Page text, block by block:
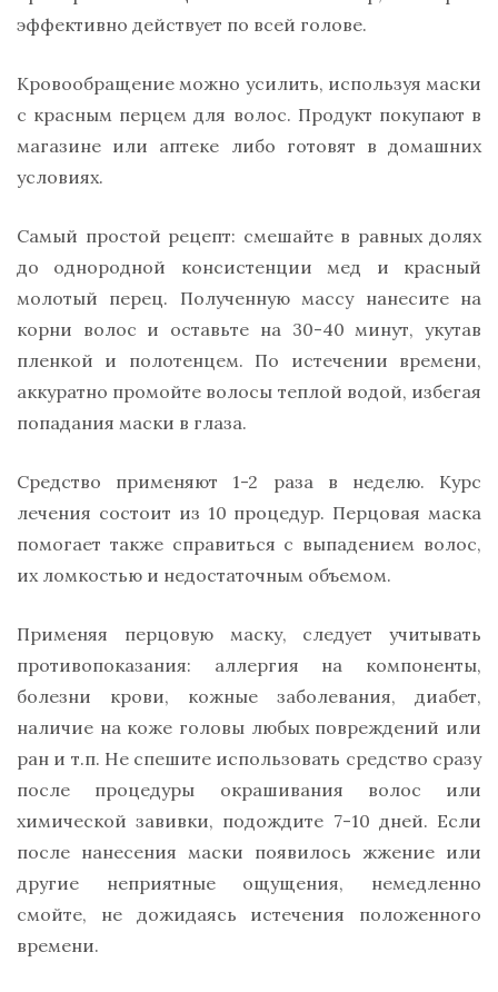
эффективно действует по всей голове.
Кровообращение можно усилить, используя маски
с красным перцем для волос. Продукт покупают в
магазине или аптеке либо готовят в домашних
условиях.
Самый простой рецепт: смешайте в равных долях
до однородной консистенции мед и красный
молотый перец. Полученную массу нанесите на
корни волос и оставьте на 30-40 минут, укутав
пленкой и полотенцем. По истечении времени,
аккуратно промойте волосы теплой водой, избегая
попадания маски в глаза.
Средство применяют 1-2 раза в неделю. Курс
лечения состоит из 10 процедур. Перцовая маска
помогает также справиться с выпадением волос,
их ломкостью и недостаточным объемом.
Применяя перцовую маску, следует учитывать
противопоказания: аллергия на компоненты,
болезни крови, кожные заболевания, диабет,
наличие на коже головы любых повреждений или
ран и т.п. Не спешите использовать средство сразу
после процедуры окрашивания волос или
химической завивки, подождите 7-10 дней. Если
после нанесения маски появилось жжение или
другие неприятные ощущения, немедленно
смойте, не дожидаясь истечения положенного
времени.